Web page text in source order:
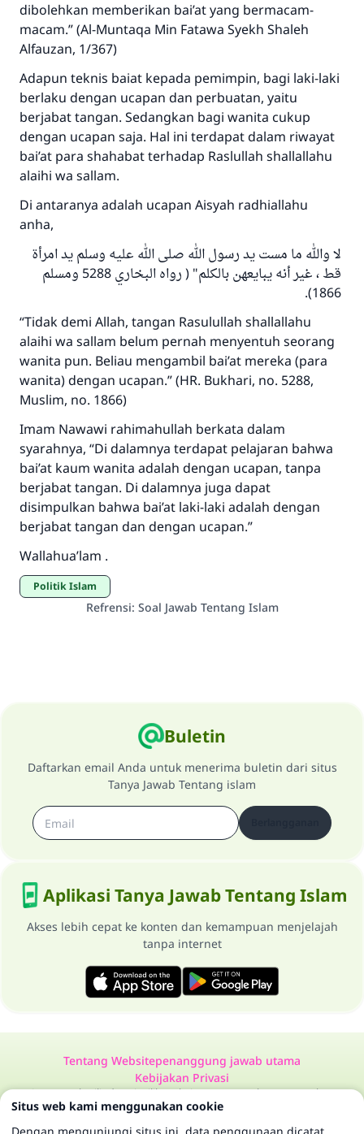
dibolehkan memberikan bai’at yang bermacam-
macam.” (Al-Muntaqa Min Fatawa Syekh Shaleh
Alfauzan, 1/367)
Adapun teknis baiat kepada pemimpin, bagi laki-laki
berlaku dengan ucapan dan perbuatan, yaitu
berjabat tangan. Sedangkan bagi wanita cukup
dengan ucapan saja. Hal ini terdapat dalam riwayat
bai’at para shahabat terhadap Raslullah shallallahu
alaihi wa sallam.
Di antaranya adalah ucapan Aisyah radhiallahu
anha,
لا والله ما مست يد رسول الله صلى الله عليه وسلم يد امرأة
قط ، غير أنه يبايعهن بالكلم" ( رواه البخاري 5288 ومسلم
1866).
“Tidak demi Allah, tangan Rasulullah shallallahu
alaihi wa sallam belum pernah menyentuh seorang
wanita pun. Beliau mengambil bai’at mereka (para
wanita) dengan ucapan.” (HR. Bukhari, no. 5288,
Muslim, no. 1866)
Imam Nawawi rahimahullah berkata dalam
syarahnya, “Di dalamnya terdapat pelajaran bahwa
bai’at kaum wanita adalah dengan ucapan, tanpa
berjabat tangan. Di dalamnya juga dapat
disimpulkan bahwa bai’at laki-laki adalah dengan
berjabat tangan dan dengan ucapan.”
Wallahua’lam .
Politik Islam
Refrensi: Soal Jawab Tentang Islam
Buletin
Daftarkan email Anda untuk menerima buletin dari situs
Tanya Jawab Tentang islam
Aplikasi Tanya Jawab Tentang Islam
Akses lebih cepat ke konten dan kemampuan menjelajah
tanpa internet
Tentang Websitepenanggung jawab utama
Kebijakan Privasi
Semua Hak Dilindungi Milik Website Tanya Jawab Tentang Islam
1997-2025 ©
Situs web kami menggunakan cookie